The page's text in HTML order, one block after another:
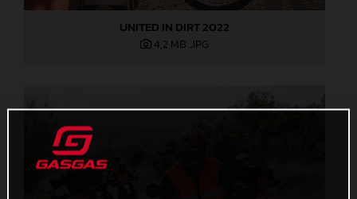
UNITED IN DIRT 2022
4,2 MB .JPG